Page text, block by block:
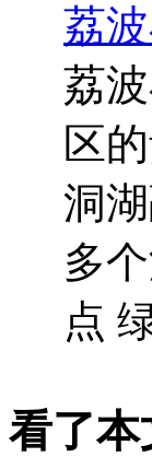
荔
荔
区
洞
多
点
看了本